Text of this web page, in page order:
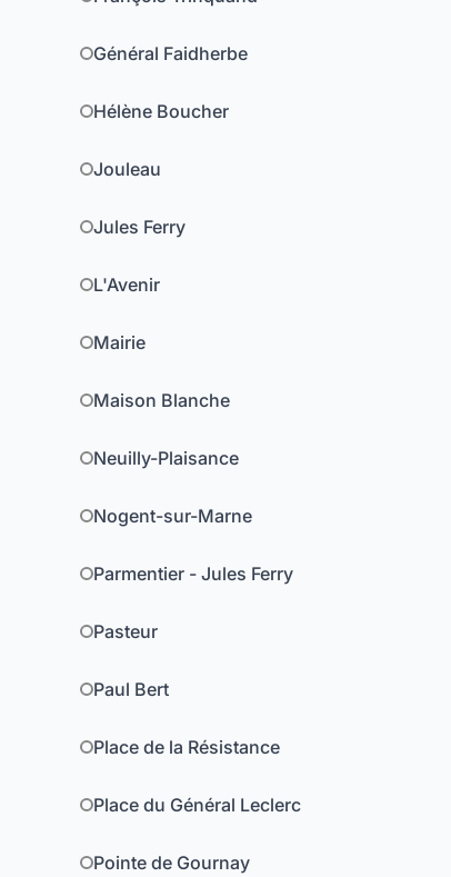
Général Faidherbe
Hélène Boucher
Jouleau
Jules Ferry
L'Avenir
Mairie
Maison Blanche
Neuilly-Plaisance
Nogent-sur-Marne
Parmentier - Jules Ferry
Pasteur
Paul Bert
Place de la Résistance
Place du Général Leclerc
Pointe de Gournay